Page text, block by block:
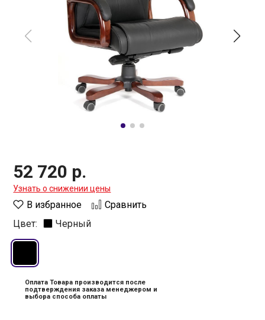
52 720 р.
Узнать о снижении цены
В избранное
Сравнить
Цвет:
Черный
Оплата Товара производится после
подтверждения заказа менеджером и
выбора способа оплаты